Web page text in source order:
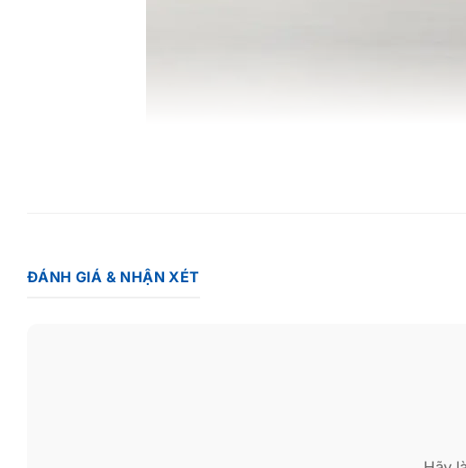
Máy hút bụi lau nhà Mova X4 Pro kết hợp hút và lau chỉ
ĐÁNH GIÁ & NHẬN XÉT